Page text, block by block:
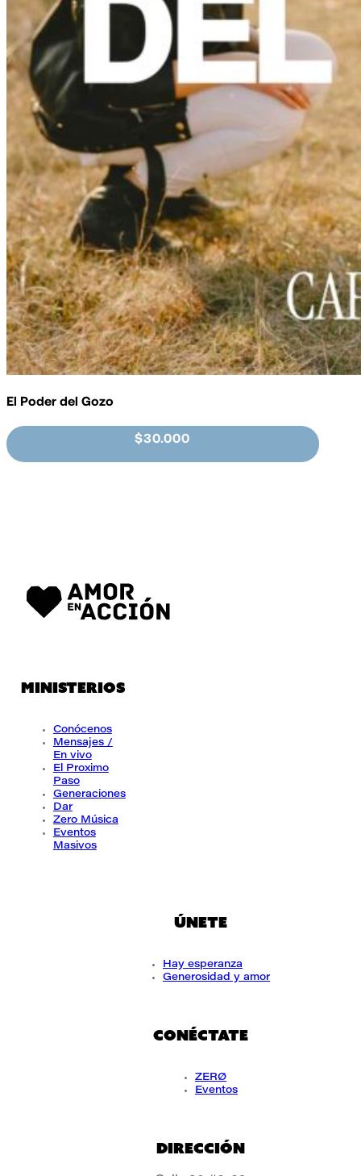
El Poder del Gozo
$30.000
MINISTERIOS
Conócenos
Mensajes /
En vivo
El Proximo
Paso
Generaciones
Dar
Zero Música
Eventos
Masivos
ÚNETE
Hay esperanza
Generosidad y amor
CONÉCTATE
ZERØ
Eventos
DIRECCIÓN